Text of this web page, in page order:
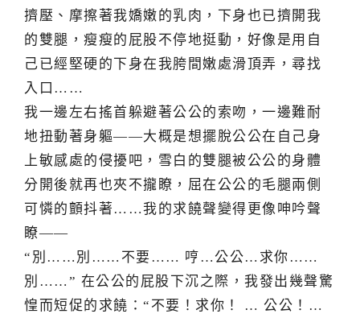
擠壓、摩擦著我嬌嫩的乳肉，下身也已擠開我
的雙腿，瘦瘦的屁股不停地挺動，好像是用自
己已經堅硬的下身在我胯間嫩處滑頂弄，尋找
入口……
我一邊左右搖首躲避著公公的索吻，一邊難耐
地扭動著身軀——大概是想擺脫公公在自己身
上敏感處的侵擾吧，雪白的雙腿被公公的身體
分開後就再也夾不攏瞭，屈在公公的毛腿兩側
可憐的顫抖著……我的求饒聲變得更像呻吟聲
瞭——
“別……別……不要…… 哼…公公…求你……
別……” 在公公的屁股下沉之際，我發出幾聲驚
惶而短促的求饒：“不要！求你！ … 公公！…